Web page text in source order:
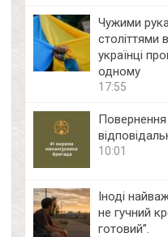
Чужими
століттями
українці
одному
17:55
10:01
Іноді
не гучний
готовий”.